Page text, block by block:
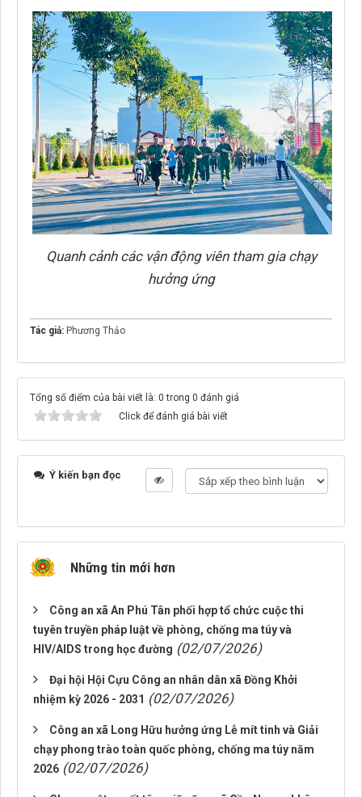
Quanh cảnh các vận động viên tham gia chạy
hưởng ứng
Tác giả: Phương Thảo
Tổng số điểm của bài viết là: 0 trong 0 đánh giá
Click để đánh giá bài viết
Ý kiến bạn đọc
Những tin mới hơn
Công an xã An Phú Tân phối hợp tổ chức cuộc thi
tuyên truyền pháp luật về phòng, chống ma túy và
HIV/AIDS trong học đường (02/07/2026)
Đại hội Hội Cựu Công an nhân dân xã Đồng Khởi
nhiệm kỳ 2026 - 2031 (02/07/2026)
Công an xã Long Hữu hưởng ứng Lễ mít tinh và Giải
chạy phong trào toàn quốc phòng, chống ma túy năm
2026 (02/07/2026)